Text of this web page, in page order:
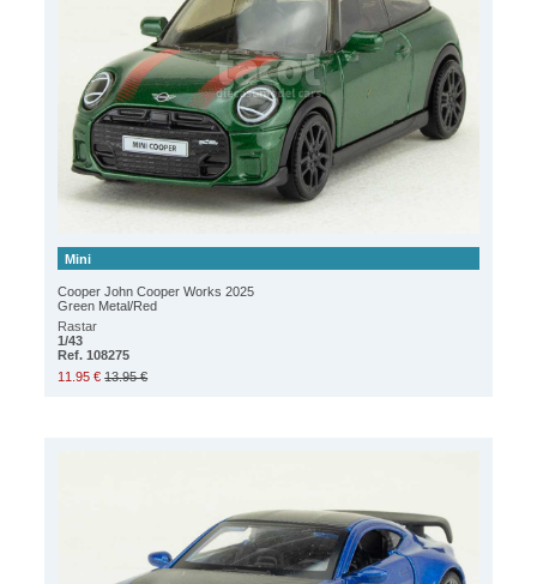
Mini
Cooper John Cooper Works 2025
Green Metal/Red
Rastar
1/43
Ref. 108275
11.95 € 13.95 €